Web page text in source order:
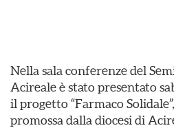
Nella sala conferenze del
Acireale è stato presentato
il progetto “Farmaco
promossa dalla diocesi di